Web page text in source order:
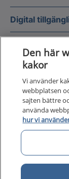
Digital
1177 för
och
Den här
kakor
Vi använder
webbplatsen
sajten bättre
använda
hur vi